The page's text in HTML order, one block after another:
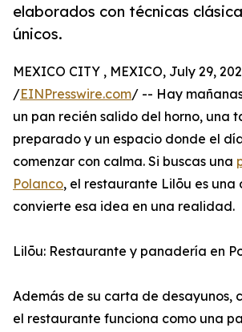
elaborados con técnicas
únicos.
MEXICO CITY , MEXICO, July 29,
/EINPresswire.com/ -- Hay
un pan recién salido del horno, una
preparado y un espacio donde el
comenzar con calma. Si buscas una
Polanco, el restaurante Lilōu es una
convierte esa idea en una realidad.
Lilōu: Restaurante y panadería en
Además de su carta de desayunos,
el restaurante funciona como una